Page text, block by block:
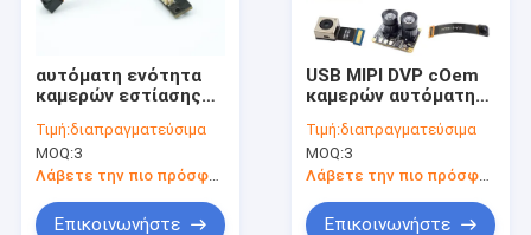
αυτόματη ενότητα
καμερών εστίασης
8mp Sony imx179
καμερών cOem
Τιμή:διαπραγματεύσιμα
MOQ:3
Λάβετε την πιο πρόσφατη τιμή
Επικοινωνήστε
USB MIPI DVP cOem
καμερών αυτόματη
οράματος ενοτήτων
εξατομικεύσιμη
Τιμή:διαπραγματεύσιμα
MOQ:3
Λάβετε την πιο πρόσφατη τιμή
Επικοινωνήστε